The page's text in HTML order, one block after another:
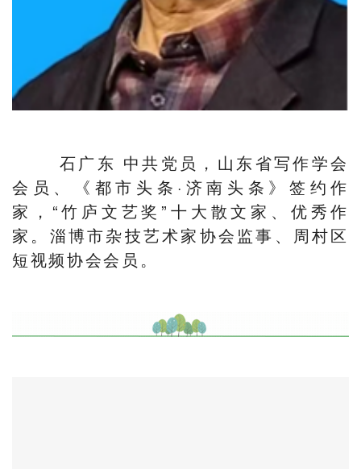
石广东 中共党员，山东省写作学会
会员、《都市头条·济南头条》签约作
家，“竹庐文艺奖”十大散文家、优秀作
家。淄博市杂技艺术家协会监事、周村区
短视频协会会员。